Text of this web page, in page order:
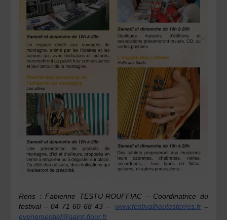
Rens : Fabienne TESTU-ROUFFIAC – Coordinatrice du
festival – 04 71 60 68 43 – www.festivalhautesterres.fr –
evenementiel@saint-flour.fr